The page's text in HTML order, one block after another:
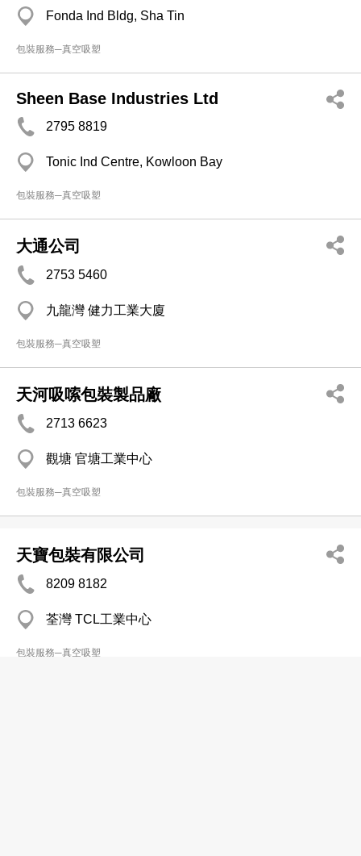
Fonda Ind Bldg, Sha Tin
包裝服務─真空吸塑
Sheen Base Industries Ltd
2795 8819
Tonic Ind Centre, Kowloon Bay
包裝服務─真空吸塑
大通公司
2753 5460
九龍灣 健力工業大廈
包裝服務─真空吸塑
天河吸嗦包裝製品廠
2713 6623
觀塘 官塘工業中心
包裝服務─真空吸塑
天寶包裝有限公司
8209 8182
荃灣 TCL工業中心
包裝服務─真空吸塑